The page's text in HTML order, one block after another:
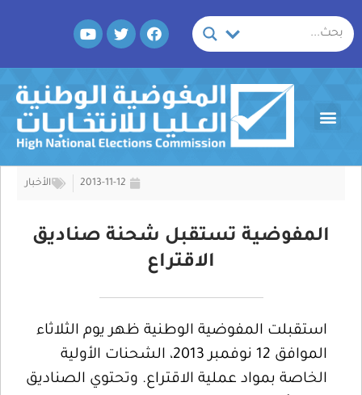
إلى
المحتوى
F
a
e
b
o
o
k
T
w
t
t
e
r
Y
o
t
b
e
Menu
2013-11-12 الأخبار
المفوضية تستقبل شحنة صناديق
الاقتراع
استقبلت المفوضية الوطنية ظهر يوم الثلاثاء
الموافق 12 نوفمبر 2013، الشحنات الأولية
الخاصة بمواد عملية الاقتراع. وتحتوي الصناديق